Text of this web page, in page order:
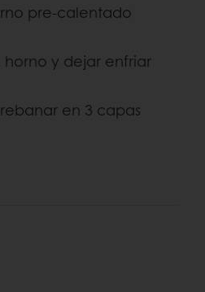
pre-calentado
horno y dejar enfriar
en 3 capas